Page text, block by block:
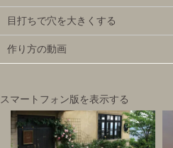
目打ちで穴を大きくする
作り方の動画
スマートフォン版を表示する